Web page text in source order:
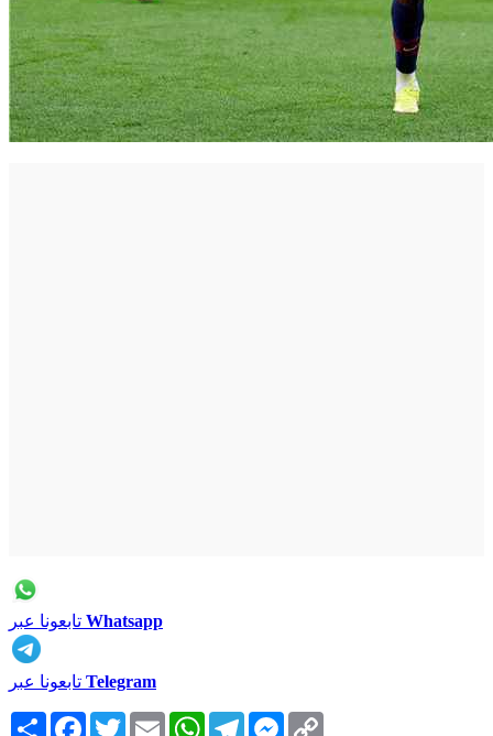
Whatsapp
Telegram
انشر Facebook
TwitterEmail WhatsAppTelegramMessenger